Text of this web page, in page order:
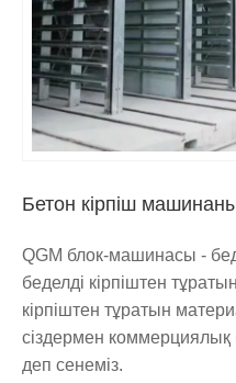
Бетон кірпіш
QGM блок-машинасы -
беделді кірпіштен
кірпіштен тұратын
сіздермен
деп сенеміз.